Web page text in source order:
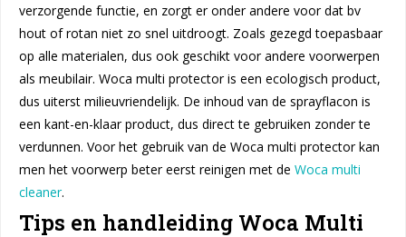
verzorgende functie, en zorgt er onder andere voor dat bv
hout of rotan niet zo snel uitdroogt. Zoals gezegd toepasbaar
op alle materialen, dus ook geschikt voor andere voorwerpen
als meubilair. Woca multi protector is een ecologisch product,
dus uiterst milieuvriendelijk. De inhoud van de sprayflacon is
een kant-en-klaar product, dus direct te gebruiken zonder te
verdunnen. Voor het gebruik van de Woca multi protector kan
men het voorwerp beter eerst reinigen met de Woca multi
cleaner.
Tips en handleiding Woca Multi